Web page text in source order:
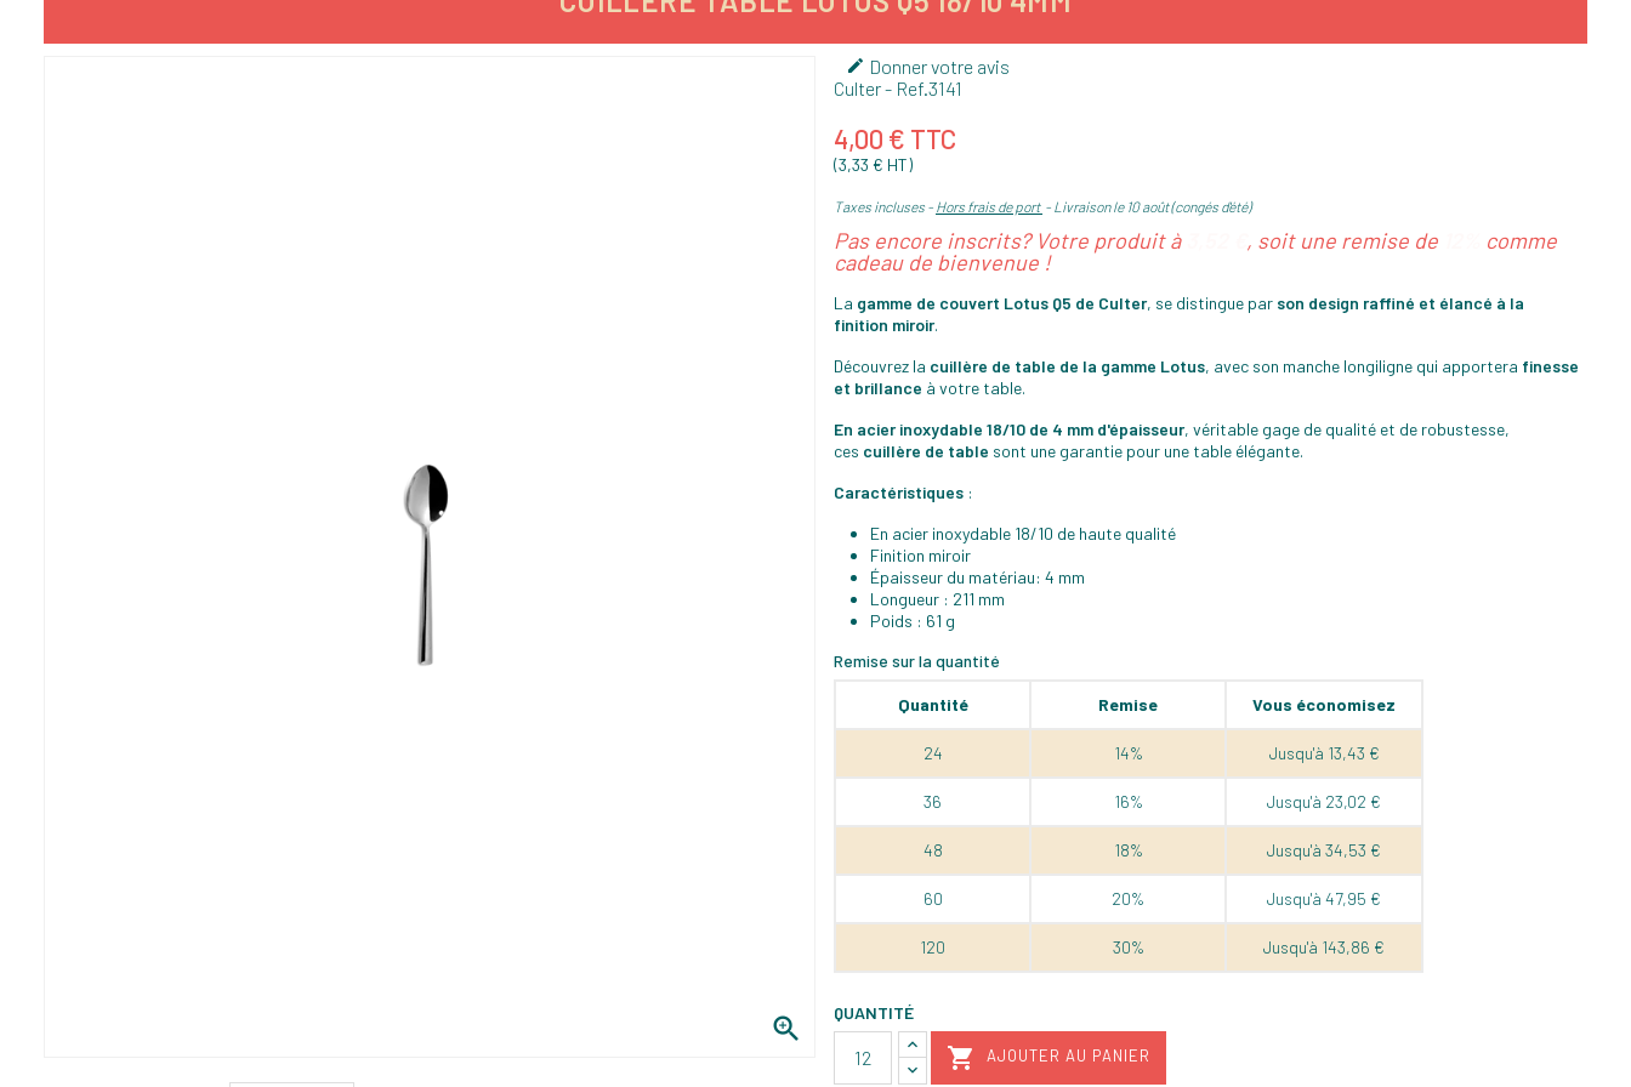

 Donner votre avis
Culter- Ref. 3141
4,00 € TTC
(3,33 € HT)
Taxes incluses Hors frais de port Livraison le 10 août (congés d'été)
Pas encore inscrits? Votre produit à , soit une remise de
comme
cadeau de bienvenue !
La gamme de couvert Lotus Q5 de Culter, se distingue par son design raffiné et élancé à la
finition miroir.
Découvrez la cuillère de table de la gamme Lotus, avec son manche longiligne qui apportera finesse
et brillance à votre table.
En acier inoxydable 18/10 de 4 mm d'épaisseur, véritable gage de qualité et de robustesse,
ces cuillère de table sont une garantie pour une table élégante.
Caractéristiques :
En acier inoxydable 18/10 de haute qualité
Finition miroir
Épaisseur du matériau: 4 mm
Longueur : 211 mm
Poids : 61 g
Remise sur la quantité
Quantité Remise Vous économisez
24 14% Jusqu'à 13,43 €
36 16% Jusqu'à 23,02 €
48 18% Jusqu'à 34,53 €
60 20% Jusqu'à 47,95 €
120 30% Jusqu'à 143,86 €
QUANTITÉ
 AJOUTER AU PANIER